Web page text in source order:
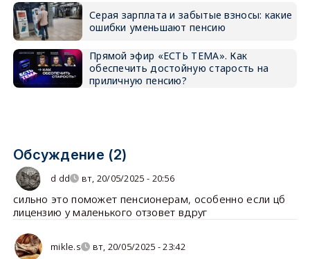
Серая зарплата и забытые взносы: какие
ошибки уменьшают пенсию
Прямой эфир «ЕСТЬ ТЕМА». Как
обеспечить достойную старость на
приличную пенсию?
Обсуждение (2)
d dd вт, 20/05/2025 - 20:56
сильно это поможет пенсионерам, особенно если цб
лицензию у маленького отзовет вдруг
mikle.s вт, 20/05/2025 - 23:42